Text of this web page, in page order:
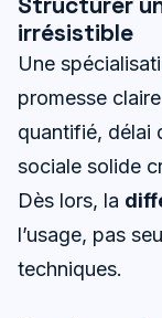
irrésistible
Une
promesse
quantifié, délai
sociale solide
Dès lors, la
l’usage, pas
techniques.